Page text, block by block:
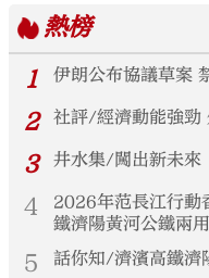
熱榜
1
伊朗公布協議草案
2 社評/經濟動能強勁
3 井水集/闖出新未來
4
2026年范長江行動
鐵濟陽黃河公鐵兩
港生見證大國基建
5 話你知/濟濱高鐵濟